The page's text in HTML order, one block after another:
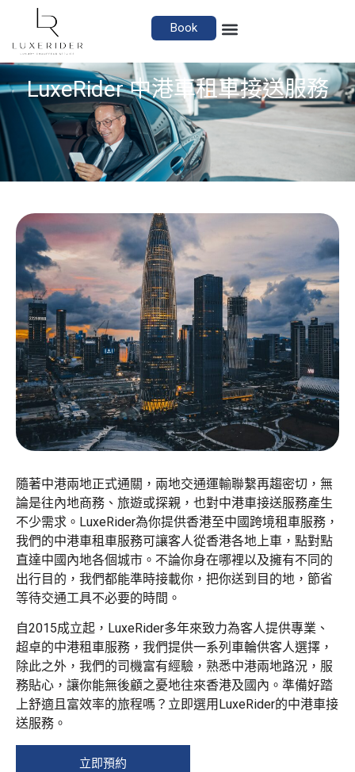
Book
LuxeRider 中港車租車接送服務
隨著中港兩地正式通關，兩地交通運輸聯繫再趨密切，無
論是往內地商務、旅遊或探親，也對中港車接送服務產生
不少需求。 LuxeRider為你提供香港至中國跨境租車服務，
我們的中港車租車服務可讓客人從香港各地上車， 點對點
直達中國內地各個城市。不論你身在哪裡以及擁有不同的
出行目的，我們都能準時接載你，把你送到目的地，節省
等待交通工具不必要的時間。
自2015成立起，LuxeRider多年來致力為客人提供專業、
超卓的中港租車服務，我們提供一系列車輪供客人選擇，
除此之外，我們的司機富有經驗，熟悉中港兩地路況，服
務貼心，讓你能無後顧之憂地往來香港及國內。準備好踏
上舒適且富效率的旅程嗎？立即選用LuxeRider的中港車接
送服務。
立即預約